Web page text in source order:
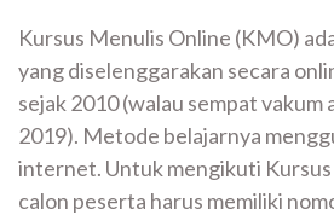
Kursus Menulis Online (KMO)
yang diselenggarakan secara
sejak 2010 (walau sempat
2019). Metode belajarnya
internet. Untuk mengikuti
calon peserta harus memiliki